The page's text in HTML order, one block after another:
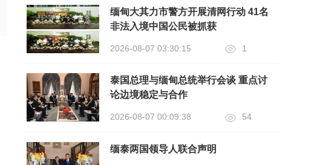
缅甸大其力市警方开展清网行动 41名
非法入境中国公民被抓获
2026-08-07 03:30:15 1
泰国总理与缅甸总统举行会谈 重点讨
论边境稳定与合作
2026-08-07 00:09:38 54
缅泰两国领导人联合声明